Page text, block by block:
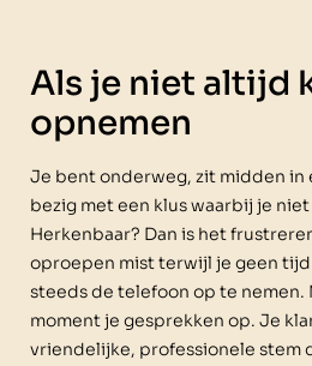
Als je niet altijd
opnemen
Je bent onderweg, zit midden in
bezig met een klus waarbij je
Herkenbaar? Dan is het
oproepen mist terwijl je geen
steeds de telefoon op te nemen.
moment je gesprekken op. Je
vriendelijke, professionele stem